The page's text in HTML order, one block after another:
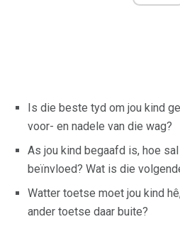
Is die beste tyd om jou kind
voor- en nadele van die wag?
As jou kind begaafd is, hoe
beïnvloed? Wat is die
Watter toetse moet jou kind
ander toetse daar buite?